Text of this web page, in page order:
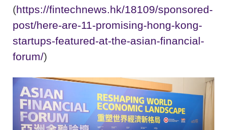
(https://fintechnews.hk/18109/sponsored-
post/here-are-11-promising-hong-kong-
startups-featured-at-the-asian-financial-
forum/)